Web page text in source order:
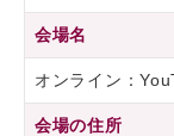
会場名
オンライン：
会場の住所